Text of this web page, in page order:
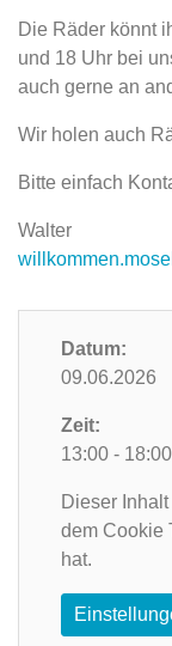
Die Räder könnt
und 18 Uhr bei
auch gerne an
Wir holen auch
Bitte einfach
Walter
Datum:
09.06.2026
Zeit:
13:00 - 18:00
Dieser
dem Cookie
hat.